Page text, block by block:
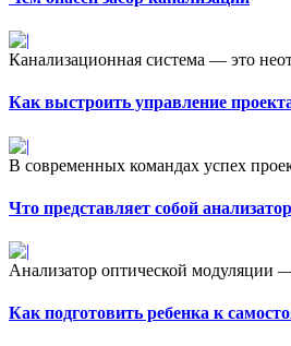
Канализационная система — это
Как выстроить управление
В современных командах успех
Что представляет собой
Анализатор оптической модуляции
Как подготовить ребенка к